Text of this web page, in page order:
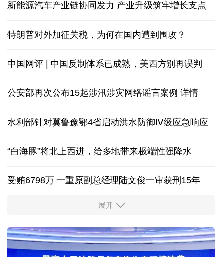
新能源汽车产业链协同发力 产业升级筑牢增长支点
特朗普对外加征关税，为何在国内遭到围攻？
中国网评 | 中国反制体系已成熟，美西方别再误判
公安部再次公布15起涉汛涉灾网络谣言案例 详情
水利部针对冀鲁豫鄂4省启动洪水防御Ⅳ级应急响应
“白海豚”将北上西进，给多地带来极端性强降水
受贿6798万 一重原副总经理陆文俊一审获刑15年
从中国空调热销欧洲，看中国制造惠及全球
二季度中国清洁能源建设景气指数处于较景气区间
展开